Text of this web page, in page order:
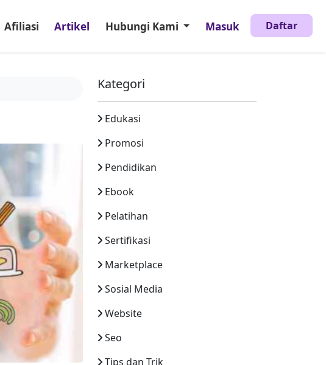
Afiliasi Artikel Hubungi Kami Masuk Daftar
Kategori
Edukasi
Promosi
Pendidikan
Ebook
Pelatihan
Sertifikasi
Marketplace
Sosial Media
Website
Seo
Tips dan Trik